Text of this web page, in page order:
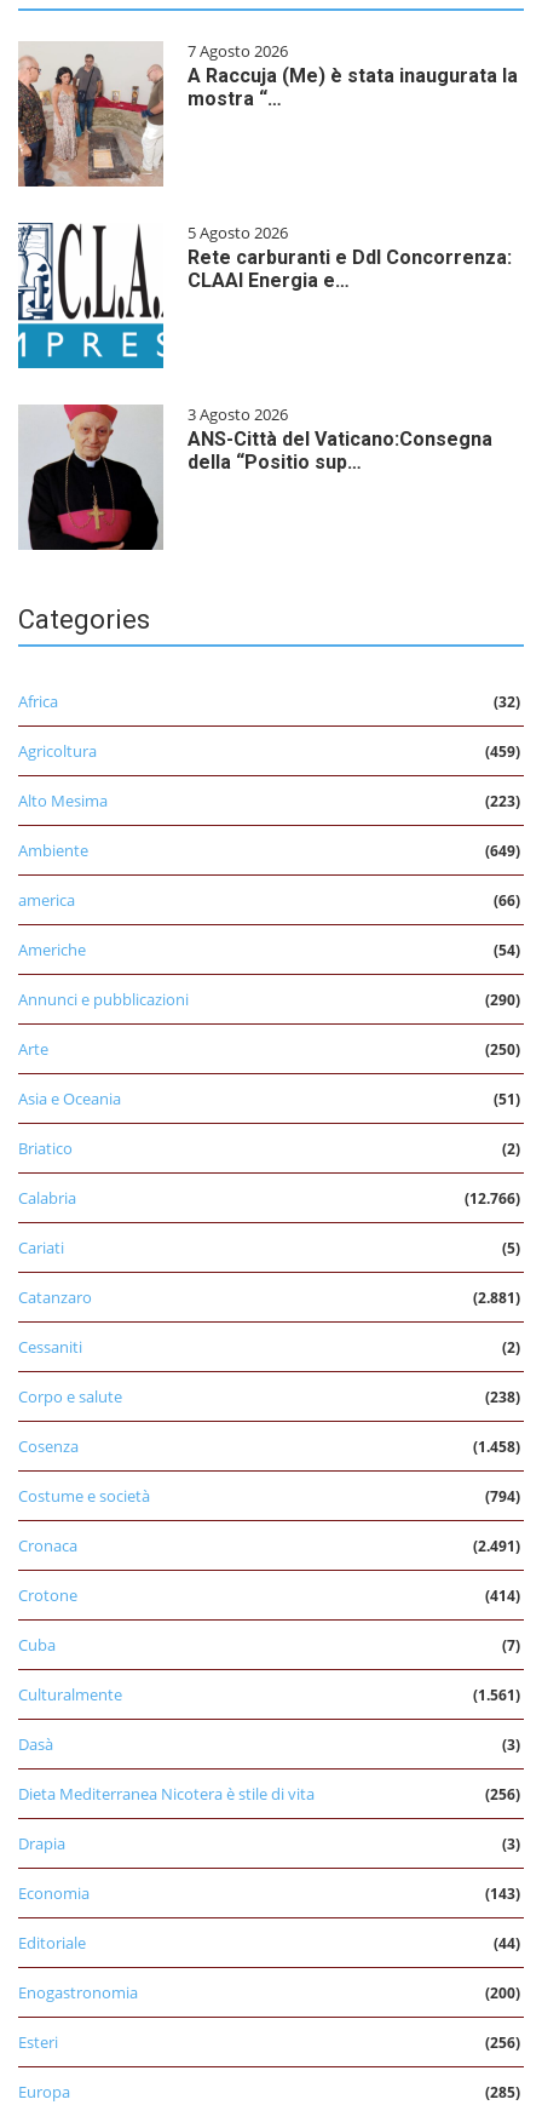
7 Agosto 2026
A Raccuja (Me) è stata inaugurata la
mostra “…
5 Agosto 2026
Rete carburanti e Ddl Concorrenza:
CLAAI Energia e…
3 Agosto 2026
ANS-Città del Vaticano:Consegna
della “Positio sup…
Categories
Africa (32)
Agricoltura (459)
Alto Mesima (223)
Ambiente (649)
america (66)
Americhe (54)
Annunci e pubblicazioni (290)
Arte (250)
Asia e Oceania (51)
Briatico (2)
Calabria (12.766)
Cariati (5)
Catanzaro (2.881)
Cessaniti (2)
Corpo e salute (238)
Cosenza (1.458)
Costume e società (794)
Cronaca (2.491)
Crotone (414)
Cuba (7)
Culturalmente (1.561)
Dasà (3)
Dieta Mediterranea Nicotera è stile di vita (256)
Drapia (3)
Economia (143)
Editoriale (44)
Enogastronomia (200)
Esteri (256)
Europa (285)